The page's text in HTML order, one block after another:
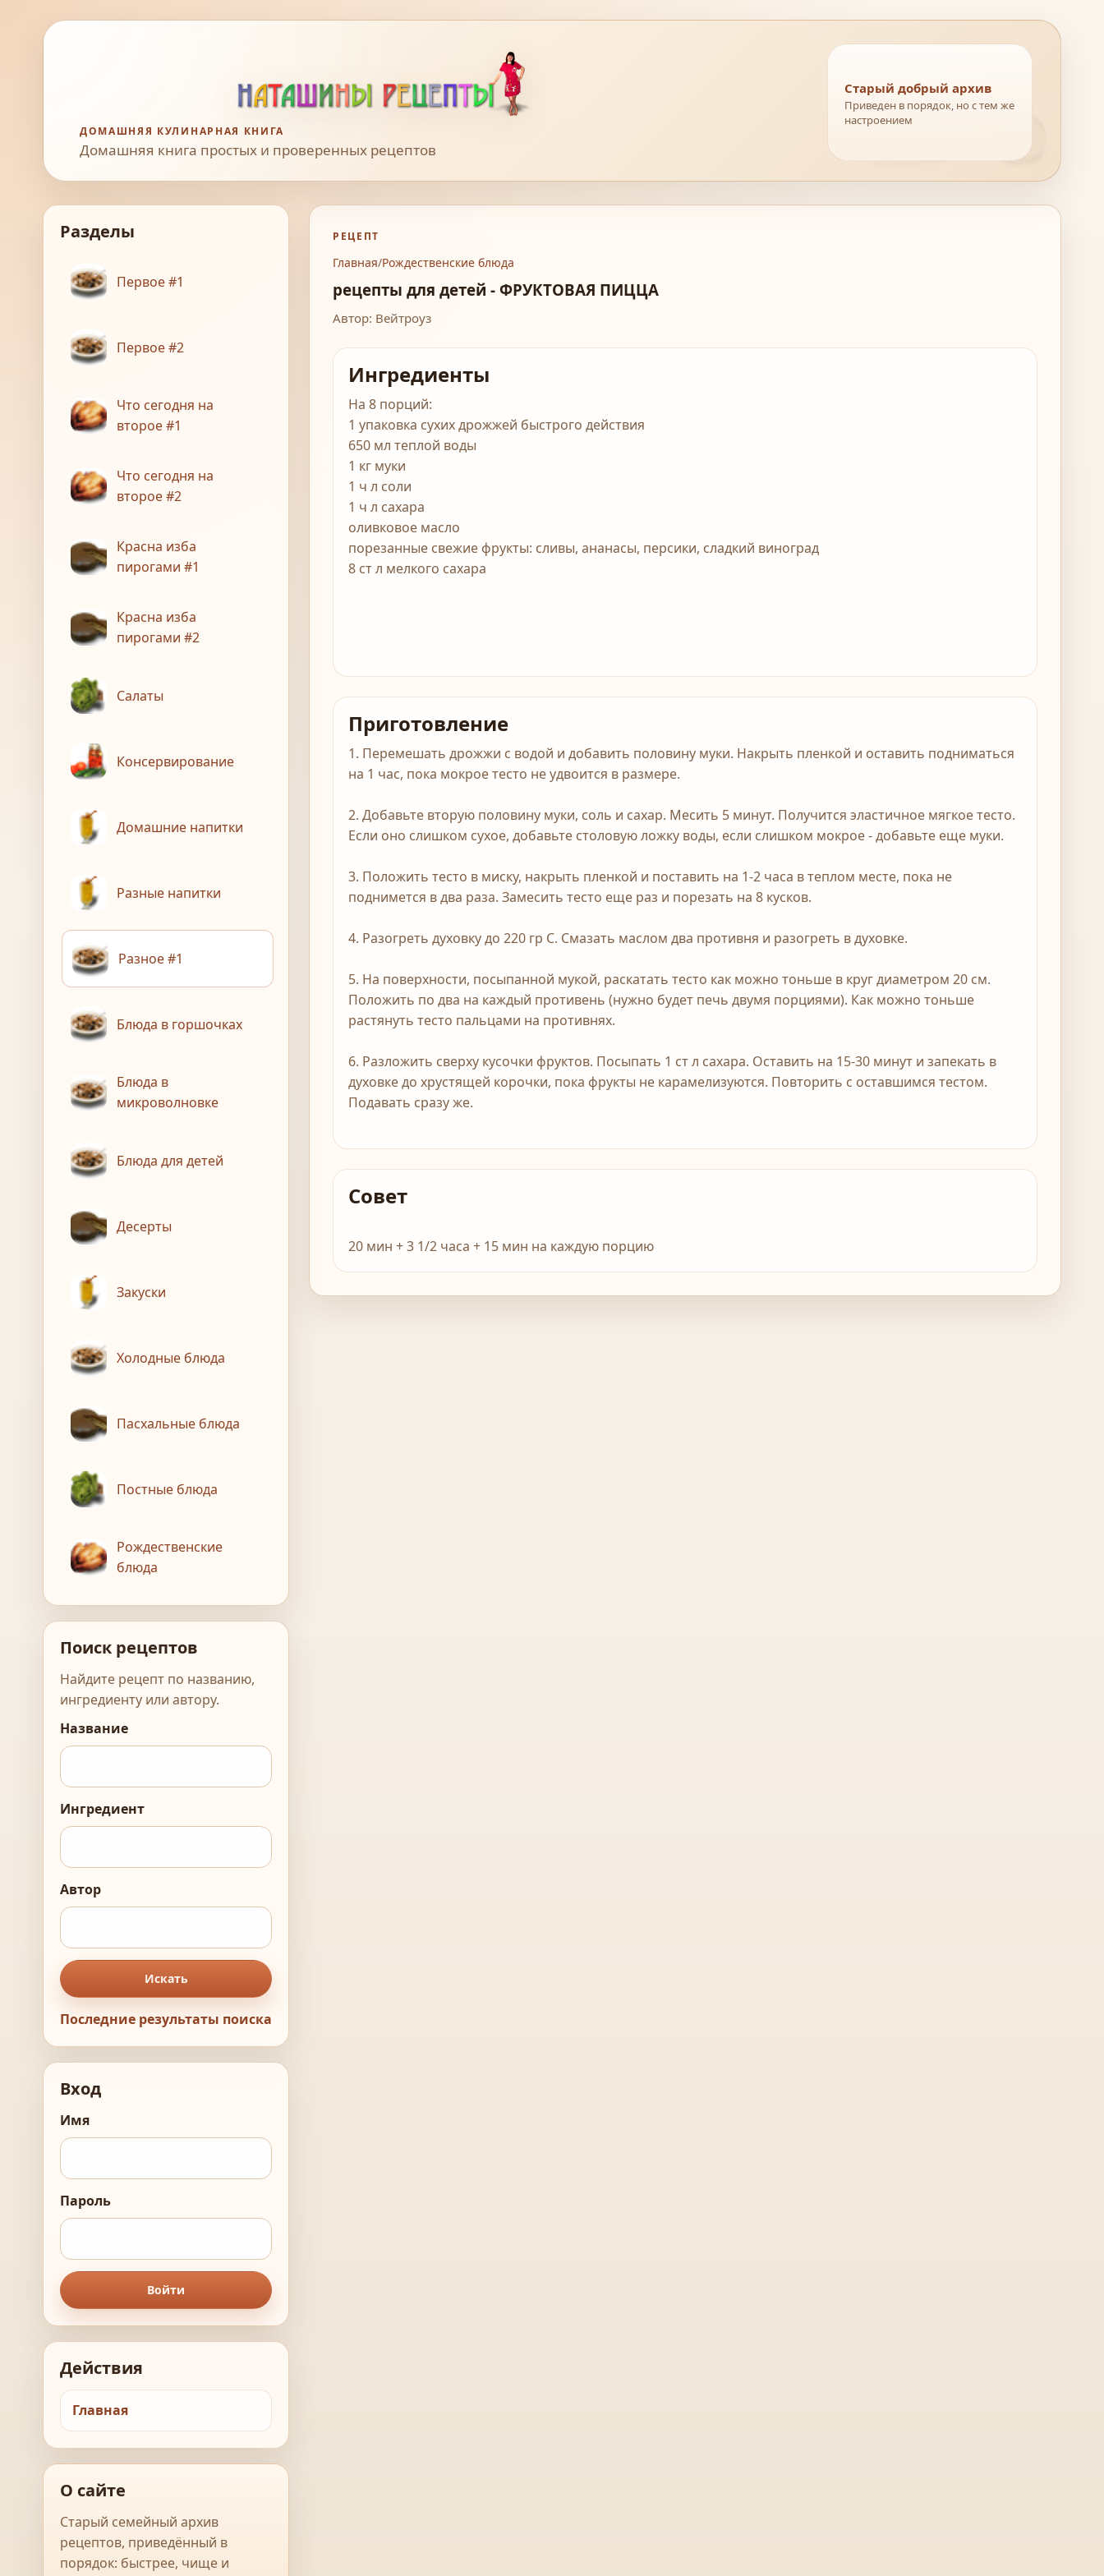
ДОМАШНЯЯ КУЛИНАРНАЯ КНИГА
Домашняя книга простых и проверенных рецептов
Старый добрый архив
Приведен в порядок, но с тем же
настроением
Разделы
Первое #1
Первое #2
Что сегодня на
второе #1
Что сегодня на
второе #2
Красна изба
пирогами #1
Красна изба
пирогами #2
Салаты
Консервирование
Домашние напитки
Разные напитки
Разное #1
Блюда в горшочках
Блюда в
микроволновке
Блюда для детей
Десерты
Закуски
Холодные блюда
Пасхальные блюда
Постные блюда
Рождественские
блюда
Поиск рецептов
Найдите рецепт по названию,
ингредиенту или автору.
Название
Ингредиент
Автор
Искать
Последние результаты поиска
Вход
Имя
Пароль
Войти
Действия
Главная
О сайте
Старый семейный архив
рецептов, приведённый в
порядок: быстрее, чище и
РЕЦЕПТ
Главная/Рождественские блюда
рецепты для детей - ФРУКТОВАЯ ПИЦЦА
Автор: Вейтроуз
Ингредиенты
На 8 порций:
1 упаковка сухих дрожжей быстрого действия
650 мл теплой воды
1 кг муки
1 ч л соли
1 ч л сахара
оливковое масло
порезанные свежие фрукты: сливы, ананасы, персики, сладкий виноград
8 ст л мелкого сахара
Приготовление
1. Перемешать дрожжи с водой и добавить половину муки. Накрыть пленкой и оставить подниматься
на 1 час, пока мокрое тесто не удвоится в размере.
2. Добавьте вторую половину муки, соль и сахар. Месить 5 минут. Получится эластичное мягкое тесто.
Если оно слишком сухое, добавьте столовую ложку воды, если слишком мокрое - добавьте еще муки.
3. Положить тесто в миску, накрыть пленкой и поставить на 1-2 часа в теплом месте, пока не
поднимется в два раза. Замесить тесто еще раз и порезать на 8 кусков.
4. Разогреть духовку до 220 гр С. Смазать маслом два противня и разогреть в духовке.
5. На поверхности, посыпанной мукой, раскатать тесто как можно тоньше в круг диаметром 20 см.
Положить по два на каждый противень (нужно будет печь двумя порциями). Как можно тоньше
растянуть тесто пальцами на противнях.
6. Разложить сверху кусочки фруктов. Посыпать 1 ст л сахара. Оставить на 15-30 минут и запекать в
духовке до хрустящей корочки, пока фрукты не карамелизуются. Повторить с оставшимся тестом.
Подавать сразу же.
Совет
20 мин + 3 1/2 часа + 15 мин на каждую порцию